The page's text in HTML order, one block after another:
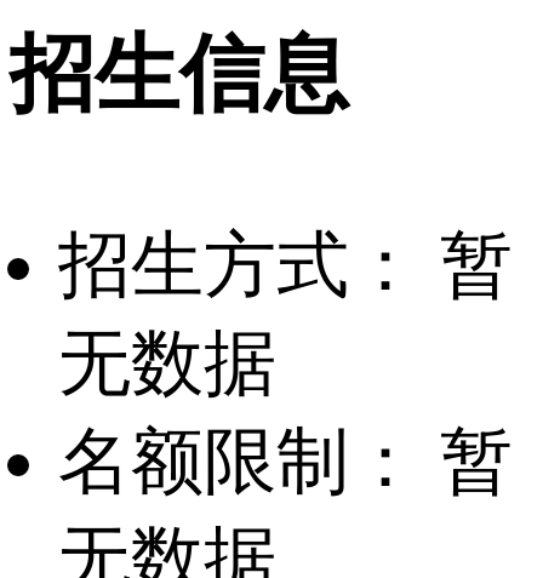
招生信息
招生方式：
暂
无数据
名额限制：
暂
无数据